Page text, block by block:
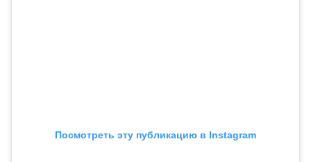
Посмотреть эту публикацию в Instagram